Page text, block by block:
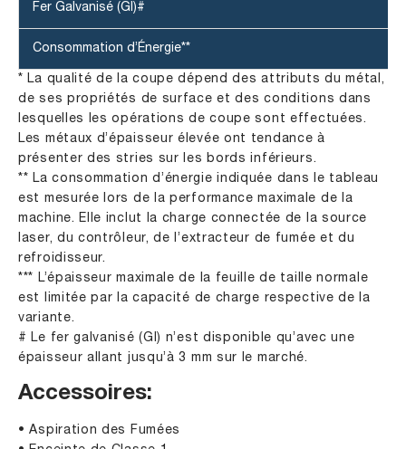
Fer Galvanisé (GI)#
Consommation d’Énergie**
* La qualité de la coupe dépend des attributs du métal,
de ses propriétés de surface et des conditions dans
lesquelles les opérations de coupe sont effectuées.
Les métaux d’épaisseur élevée ont tendance à
présenter des stries sur les bords inférieurs.
** La consommation d’énergie indiquée dans le tableau
est mesurée lors de la performance maximale de la
machine. Elle inclut la charge connectée de la source
laser, du contrôleur, de l’extracteur de fumée et du
refroidisseur.
*** L’épaisseur maximale de la feuille de taille normale
est limitée par la capacité de charge respective de la
variante.
# Le fer galvanisé (GI) n’est disponible qu’avec une
épaisseur allant jusqu’à 3 mm sur le marché.
Accessoires:
• Aspiration des Fumées